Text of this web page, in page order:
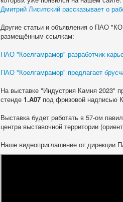
Дмитрий Лиситский рассказывает о
Другие статьи и объявления о ПАО
размещённым ссылкам:
ПАО "Коелгамрамор" разработчик
ПАО "Коелгамрамор" предлагает
На выставке "Индустрия Камня 2023"
стенде1.A07 под фризовой
Выставка будет работать в 57-ом
центра выставочной территории
Наше видеоприглашение от